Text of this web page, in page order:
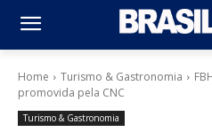
Home Turismo & Gastronomia
promovida pela CNC
Turismo & Gastronomia